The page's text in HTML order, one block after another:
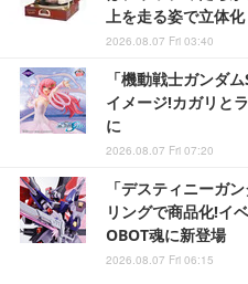
上を走る姿で立体
2026.08.07 Fri 03:40
「機動戦士ガンダ
イメージ!カガリと
に
2026.08.07 Fri 07:20
「デスティニーガ
リングで商品化!イ
OBOT魂に新登場
2026.08.07 Fri 06:15